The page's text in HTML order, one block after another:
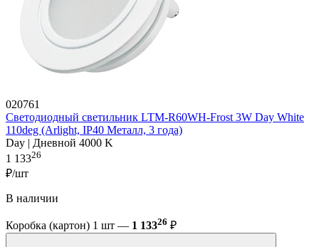
020761
Светодиодный светильник LTM-R60WH-Frost 3W Day White
110deg (Arlight, IP40 Металл, 3 года)
Day | Дневной 4000 K
1 13326
₽/шт
В наличии
Коробка (картон) 1 шт — 1 13326 ₽